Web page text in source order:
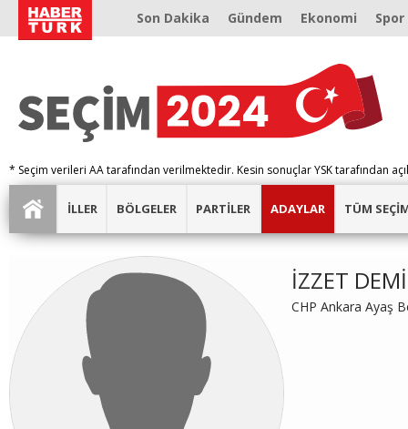
Son Dakika Gündem Ekonomi Spor
* Seçim verileri AA tarafından verilmektedir. Kesin sonuçlar YSK tarafından
İLLER BÖLGELER PARTİLER ADAYLAR TÜM
İZZET
CHP Ankara Ayaş